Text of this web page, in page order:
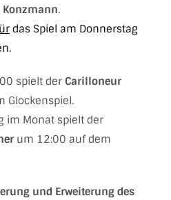
Konzmann.
das Spiel am Donnerstag
spielt der Carilloneur
Glockenspiel.
im Monat spielt der
um 12:00 auf dem
und Erweiterung des